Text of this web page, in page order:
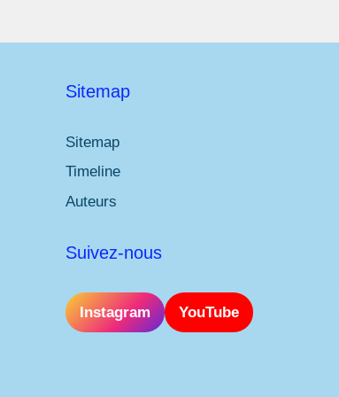
Sitemap
Sitemap
Timeline
Auteurs
Suivez-nous
Instagram YouTube